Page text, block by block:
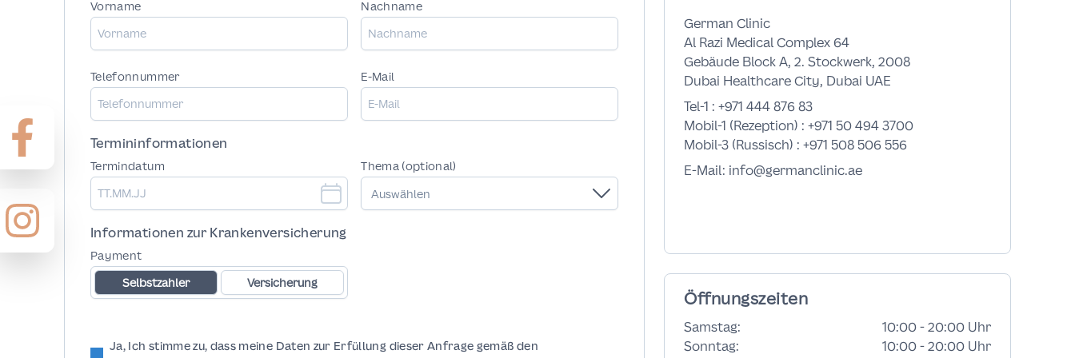
Vorname Nachname
Telefonnummer E-Mail
Termininformationen
Termindatum
Thema (optional)
Auswählen
Informationen zur Krankenversicherung
Payment
Selbstzahler
Versicherung
Ja, Ich stimme zu, dass meine Daten zur Erfüllung dieser Anfrage gemäß den
German Clinic
Al Razi Medical Complex 64
Gebäude Block A, 2. Stockwerk, 2008
Dubai Healthcare City, Dubai UAE
Tel-1 :+971 444 876 83
Mobil-1 (Rezeption) :+971 50 494 3700
Mobil-3 (Russisch) :+971 508 506 556
E-Mail: info@germanclinic.ae
Öffnungszeiten
Samstag:
10:00 - 20:00 Uhr
Sonntag:
10:00 - 20:00 Uhr